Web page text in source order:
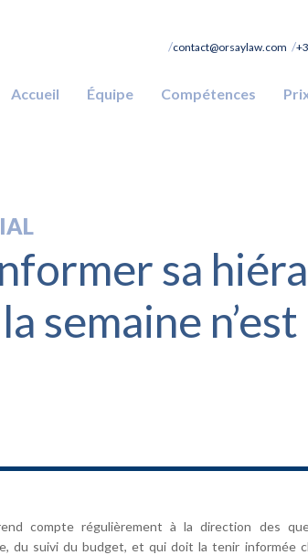
contact@orsaylaw.com
Accueil Équipe Compétences
sa
semaine n’est
compte régulièrement à la direction des
du suivi du budget, et qui doit la tenir informée